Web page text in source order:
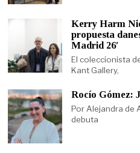
Kerry Harm
propuesta
Madrid 26′
El coleccionista
Kant Gallery,
Rocío Gómez:
Por Alejandra de
debuta